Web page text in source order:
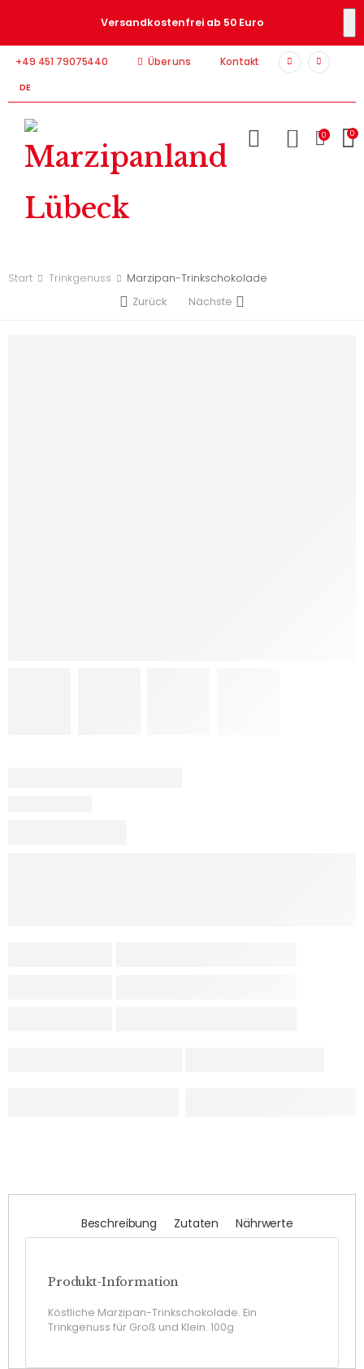
Versandkostenfrei ab 50 Euro
+49 451 79075440 Über uns
Kontakt
DE
0 0
Start Trinkgenuss
Marzipan-Trinkschokolade
Zurück
Nächste
Beschreibung Zutaten Nährwerte
Produkt-Information
Köstliche Marzipan-Trinkschokolade. Ein
Trinkgenuss für Groß und Klein. 100g